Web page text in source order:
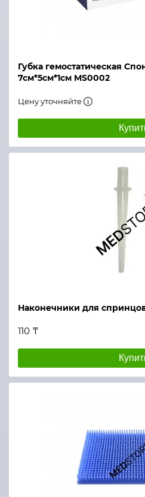
Губка гемостатическая
7см*5см*1см MS0002
Цену уточняйте
Наконечники для
110 ₸